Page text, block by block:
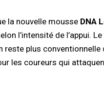
la nouvelle mousse DNA
l’intensité de l’appui.
reste plus conventionnelle
les coureurs qui